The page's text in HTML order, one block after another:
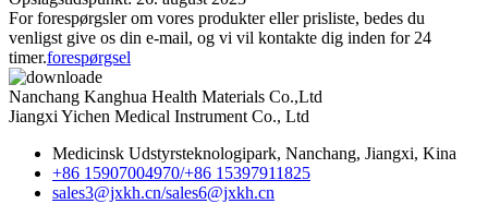
For forespørgsler om vores produkter eller prisliste, bedes du
venligst give os din e-mail, og vi vil kontakte dig inden for 24
timer.forespørgsel
Nanchang Kanghua Health Materials Co.,Ltd
Jiangxi Yichen Medical Instrument Co., Ltd
Medicinsk Udstyrsteknologipark, Nanchang, Jiangxi, Kina
+86 15907004970/+86 15397911825
sales3@jxkh.cn/sales6@jxkh.cn